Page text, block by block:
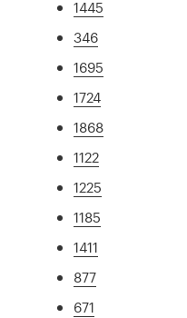
1445
346
1695
1724
1868
1122
1225
1185
1411
877
671